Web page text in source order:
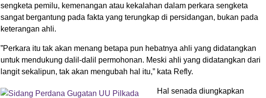
sengketa pemilu, kemenangan atau kekalahan dalam perkara sengketa
sangat bergantung pada fakta yang terungkap di persidangan, bukan pada
keterangan ahli.
”Perkara itu tak akan menang betapa pun hebatnya ahli yang didatangkan
untuk mendukung dalil-dalil permohonan. Meski ahli yang didatangkan dari
langit sekalipun, tak akan mengubah hal itu,” kata Refly.
Hal senada diungkapkan